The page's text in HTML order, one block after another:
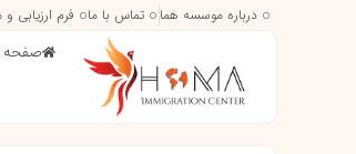
درباره موسسه هما تماس با ما فرم ارزیابی